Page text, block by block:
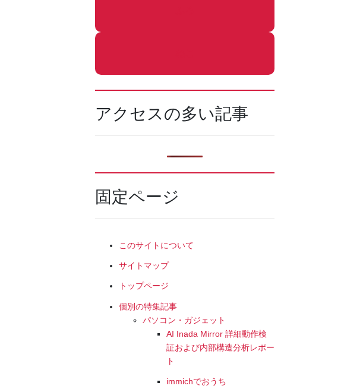
アクセスの多い記事
固定ページ
このサイトについて
サイトマップ
トップページ
個別の特集記事
パソコン・ガジェット
AI Inada Mirror 詳細動作検
証および内部構造分析レポー
ト
immichでおうち